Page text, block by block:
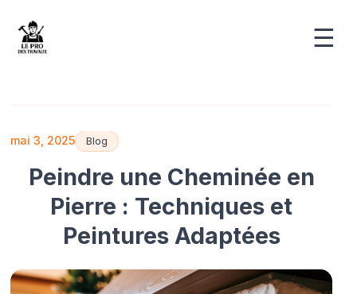
☰
mai 3, 2025 Blog
Peindre une Cheminée en
Pierre : Techniques et
Peintures Adaptées